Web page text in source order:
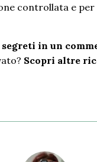
controllata e
in un
Scopri altre